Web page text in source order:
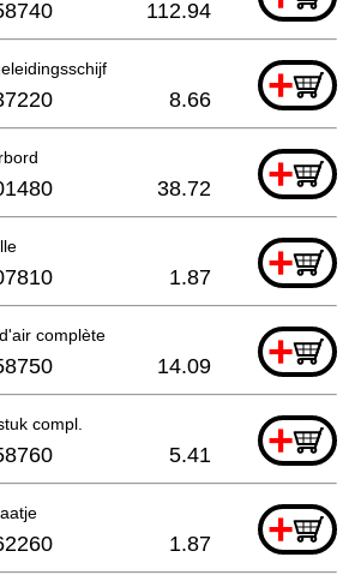
112.94
+
8.66
+
38.72
+
1.87
complète +
14.09
compl. +
5.41
+
1.87